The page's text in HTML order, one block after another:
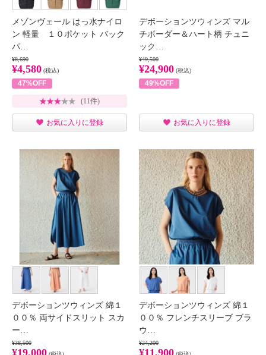
メゾンヴェール はっ水ナイロ
ン 軽量 １０ポケット バック
パ…
¥8,690
¥4,580 (税込)
47%OFF
(11件)
お気に入りに登録
デボーションツウィンズ マル
チボーダー＆ハート柄 チュニ
ック…
¥49,500
¥24,900 (税込)
49%OFF
お気に入りに登録
デボーションツウィンズ 綿１
００％ 両サイドスリット スカ
ー…
¥38,500
デボーションツウィンズ 綿１
００％ フレンチスリーブ ブラ
ウ…
¥24,200